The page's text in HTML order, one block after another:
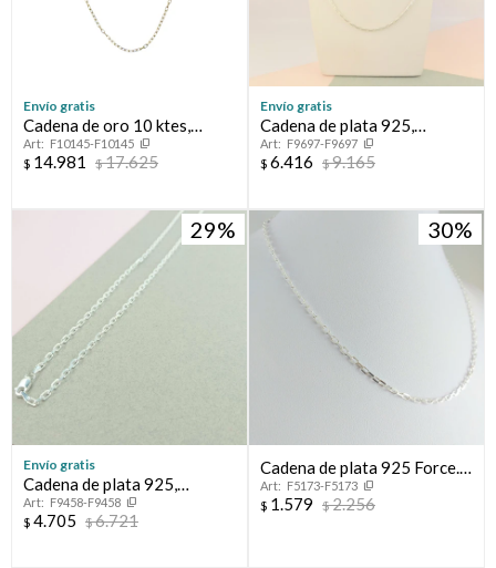
Envío gratis
Cadena de oro 10 ktes,
FORCET.
F10145-F10145
$ 14.981 $17.625
Envío gratis
Cadena de plata 925,
CARDANO.
F9697-F9697
$ 6.416 $9.165
29
Envío gratis
Cadena de plata 925,
Modelo FORCET italiana.
F9458-F9458
$ 4.705 $6.721
30
Cadena de plata 925 Force.
Largo 40 cm.
F5173-F5173
$ 1.579 $2.256